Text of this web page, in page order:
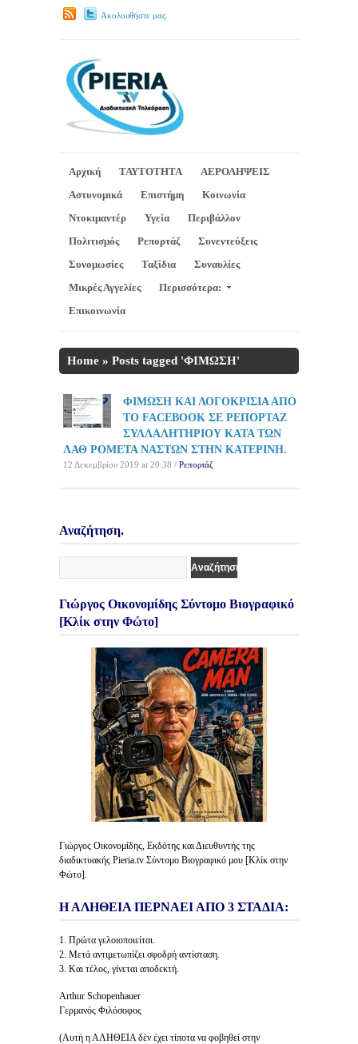
Ακολουθήστε μας.
Αρχική ΤΑΥΤΟΤΗΤΑ
ΑΕΡΟΛΗΨΕΙΣ
Αστυνομικά
Επιστήμη
Κοινωνία
Ντοκιμαντέρ
Υγεία
Περιβάλλον
Πολιτισμός
Ρεπορτάζ
Συνεντεύξεις
Συνομωσίες
Ταξίδια
Συναυλίες
Μικρές Αγγελίες
Περισσότερα:
Επικοινωνία
Home » Posts tagged 'ΦΙΜΩΣΗ'
ΦΙΜΩΣΗ ΚΑΙ ΛΟΓΟΚΡΙΣΙΑ ΑΠΟ
ΤΟ FACEBOOK ΣΕ ΡΕΠΟΡΤΑΖ
ΣΥΛΛΑΛΗΤΗΡΙΟΥ ΚΑΤΑ ΤΩΝ
ΛΑΘ ΡΟΜΕΤΑ ΝΑΣΤΩΝ ΣΤΗΝ ΚΑΤΕΡΙΝΗ.
12 Δεκεμβρίου 2019 at 20:38 / Ρεπορτάζ
Αναζήτηση.
Γιώργος Οικονομίδης Σύντομο Βιογραφικό
[Κλίκ στην Φώτο]
Γιώργος Οικονομίδης, Εκδότης και Διευθυντής της
διαδικτυακής Pieria.tv Σύντομο Βιογραφικό μου [Κλίκ στην
Φώτο].
Η ΑΛΗΘΕΙΑ ΠΕΡΝΑΕΙ ΑΠΟ 3 ΣΤΑΔΙΑ:
1. Πρώτα γελοιοποιείται.
2. Μετά αντιμετωπίζει σφοδρή αντίσταση.
3. Και τέλος, γίνεται αποδεκτή.
Arthur Schopenhauer
Γερμανός Φιλόσοφος
(Αυτή η ΑΛΗΘΕΙΑ δέν έχει τίποτα να φοβηθεί στην